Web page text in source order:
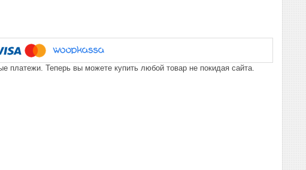
платежи. Теперь вы можете купить любой товар не покидая сайта.